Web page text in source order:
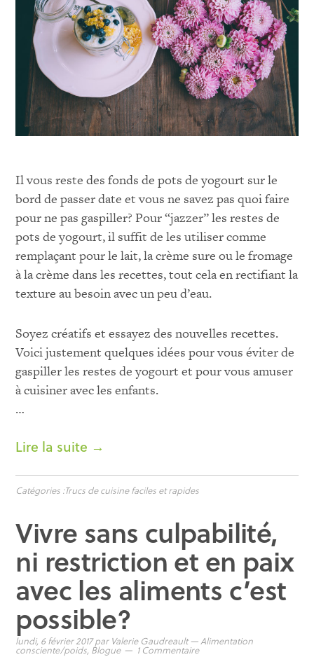
Il vous reste des fonds de pots de yogourt sur le
bord de passer date et vous ne savez pas quoi faire
pour ne pas gaspiller? Pour “jazzer” les restes de
pots de yogourt, il suffit de les utiliser comme
remplaçant pour le lait, la crème sure ou le fromage
à la crème dans les recettes, tout cela en rectifiant la
texture au besoin avec un peu d’eau.
Soyez créatifs et essayez des nouvelles recettes.
Voici justement quelques idées pour vous éviter de
gaspiller les restes de yogourt et pour vous amuser
à cuisiner avec les enfants.
…
Lire la suite →
Catégories :Trucs de cuisine faciles et rapides
Vivre sans culpabilité,
ni restriction et en paix
avec les aliments c’est
possible?
lundi, 6 février 2017par Valerie Gaudreault — Alimentation
consciente/poids Blogue 1 Commentaire